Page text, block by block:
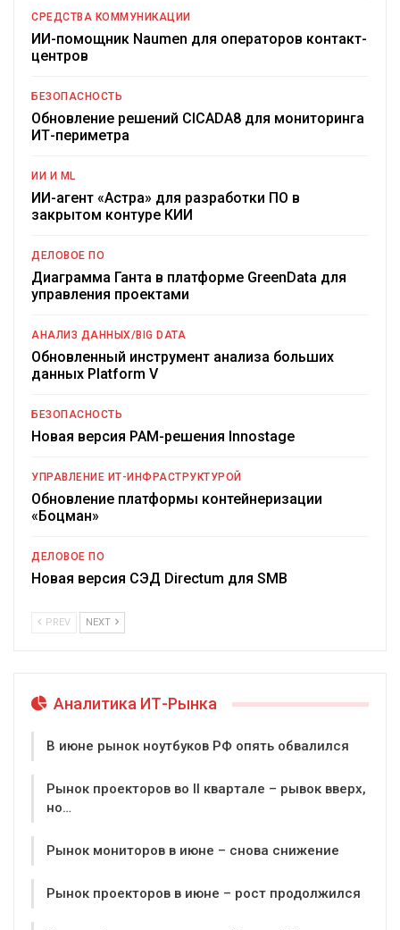
СРЕДСТВА КОММУНИКАЦИИ
ИИ-помощник Naumen для операторов контакт-
центров
БЕЗОПАСНОСТЬ
Обновление решений CICADA8 для мониторинга
ИТ-периметра
ИИ И ML
ИИ-агент «Астра» для разработки ПО в
закрытом контуре КИИ
ДЕЛОВОЕ ПО
Диаграмма Ганта в платформе GreenData для
управления проектами
АНАЛИЗ ДАННЫХ/BIG DATA
Обновленный инструмент анализа больших
данных Platform V
БЕЗОПАСНОСТЬ
Новая версия PAM-решения Innostage
УПРАВЛЕНИЕ ИТ-ИНФРАСТРУКТУРОЙ
Обновление платформы контейнеризации
«Боцман»
ДЕЛОВОЕ ПО
Новая версия СЭД Directum для SMB
PREV NEXT
Аналитика ИТ-Рынка
В июне рынок ноутбуков РФ опять обвалился
Рынок проекторов во II квартале – рывок вверх,
но…
Рынок мониторов в июне – снова снижение
Рынок проекторов в июне – рост продолжился